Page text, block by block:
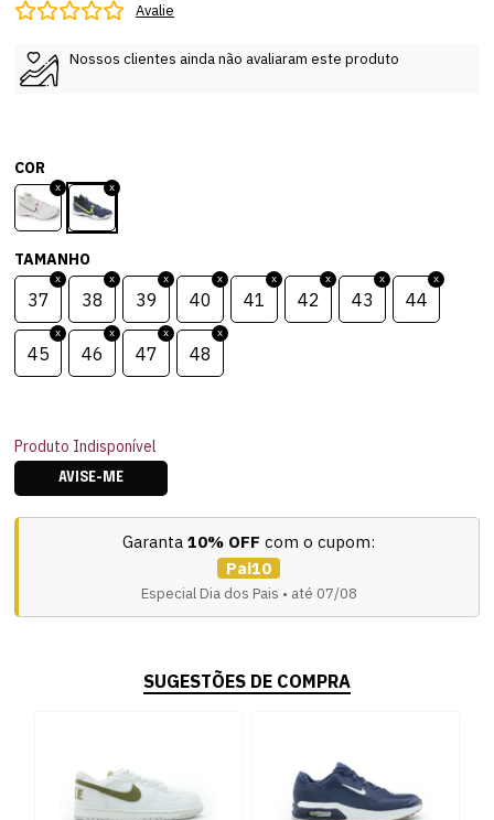
Avalie
Nossos clientes ainda não avaliaram este produto
COR
TAMANHO
37 38 39 40 41 42 43 44
45 46 47 48
Produto Indisponível
AVISE-ME
Garanta 10% OFF com o cupom:
Pai10
Especial Dia dos Pais • até 07/08
SUGESTÕES DE COMPRA